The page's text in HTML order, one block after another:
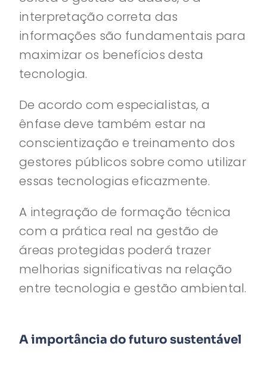
interpretação correta das
informações são fundamentais para
maximizar os benefícios desta
tecnologia.
De acordo com especialistas, a
ênfase deve também estar na
conscientização e treinamento dos
gestores públicos sobre como utilizar
essas tecnologias eficazmente.
A integração de formação técnica
com a prática real na gestão de
áreas protegidas poderá trazer
melhorias significativas na relação
entre tecnologia e gestão ambiental.
A importância do futuro sustentável